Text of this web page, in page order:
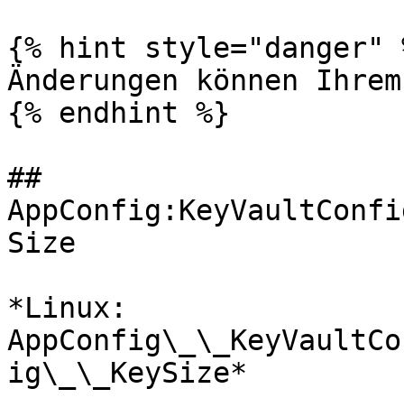
{% hint style="danger"
Änderungen können
{% endhint %}
##
Size
*Linux:
ig\_\_KeySize*